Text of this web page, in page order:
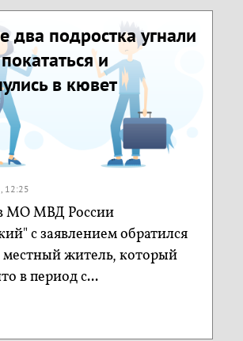
два подростка угнали
и
в кювет
12:25
в МО МВД России
с заявлением обратился
местный житель, который
в период с...